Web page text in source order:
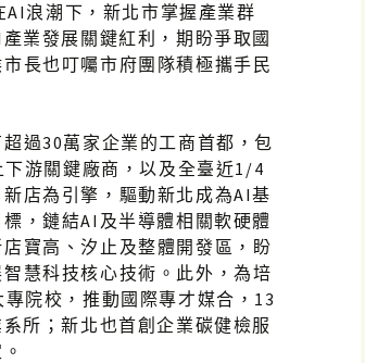
浪潮下，新北市掌握產業群
業發展關鍵紅利，期盼爭取國
長也叮囑市府團隊積極攜手民
過30萬家企業的工商首都，包
游關鍵廠商，以及全臺近1/4
店為引擎，驅動新北成為AI基
，鏈結AI及半導體相關軟硬體
寶高、汐止及整體開發區，盼
慧科技核心技術。此外，為培
院校，推動國際專才媒合，13
所；新北也首創企業碳健檢服